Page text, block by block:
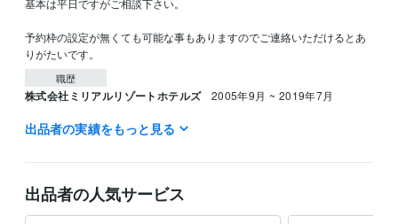
予約枠の設定が無くても可能な事もありますのでご連絡いただけるとあ
りがたいです。
職歴
株式会社ミリアルリゾートホテルズ 2005年9月 ~ 2019年7月
得意分野
ホテル・レストラン
出品者の実績をもっと見る
出品者の人気サービス